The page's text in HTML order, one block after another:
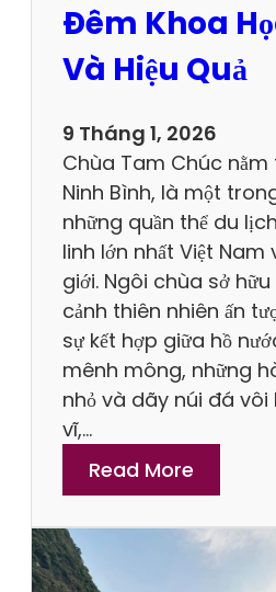
Đêm Khoa
Và Hiệu Quả
9 Tháng 1, 2026
Chùa Tam Chúc nằm
Ninh Bình, là một
những quần thể du
linh lớn nhất Việt Nam
giới. Ngôi chùa sở
cảnh thiên nhiên ấn
sự kết hợp giữa hồ
mênh mông, những
nhỏ và dãy núi đá vôi
vĩ,…
Read More
H
ư